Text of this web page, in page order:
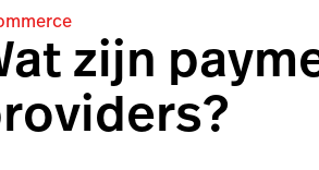
zijn